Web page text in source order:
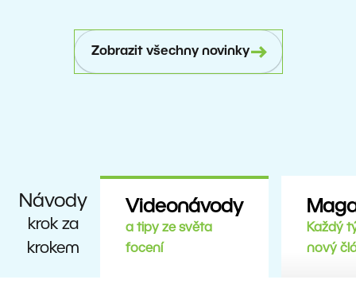
Zobrazit všechny novinky
Návody
krok za
krokem
Videonávody
a tipy ze světa
focení
Každý
nový